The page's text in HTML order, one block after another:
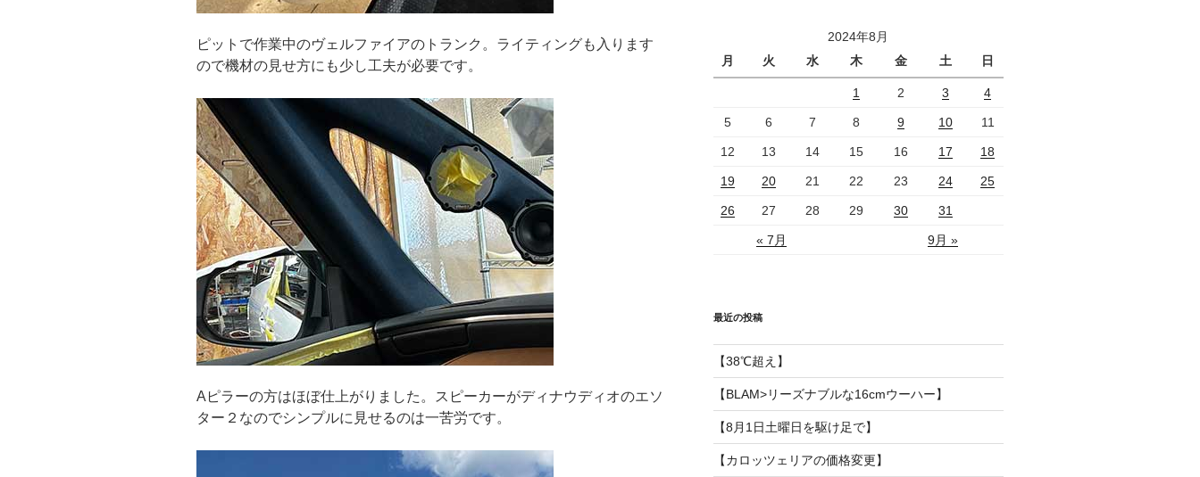
ピットで作業中のヴェルファイアのトランク。ライティングも入ります
ので機材の見せ方にも少し工夫が必要です。
Aピラーの方はほぼ仕上がりました。スピーカーがディナウディオのエソ
ター２なのでシンプルに見せるのは一苦労です。
2024年8月
月
火 水 木 金 土 日
« 7月 9月 »
1 2 3 4
5 6 7 8 9 10 11
12 13 14 15 16 17 18
19 20 21 22 23 24 25
26 27 28 29 30 31
最近の投稿
【38℃超え】
【BLAM>リーズナブルな16cmウーハー】
【8月1日土曜日を駆け足で】
【カロッツェリアの価格変更】